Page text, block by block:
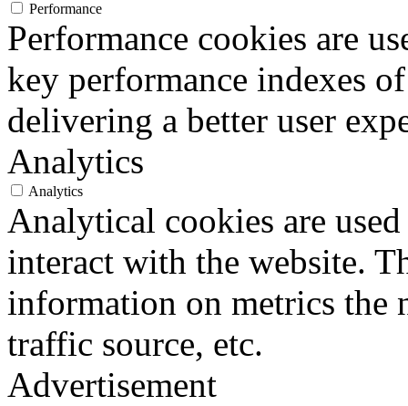
Performance
Performance cookies are
key performance indexes
delivering a better user
Analytics
Analytics
Analytical cookies are
interact with the website.
information on metrics the
traffic source, etc.
Advertisement